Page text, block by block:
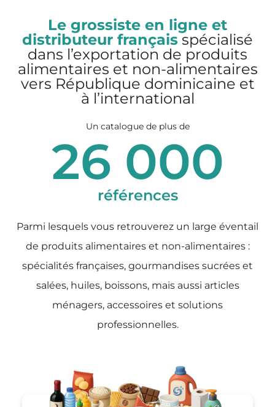
Le grossiste en ligne et
distributeur français spécialisé
dans l’exportation de produits
alimentaires et non-alimentaires
vers République dominicaine et
à l’international
Un catalogue de plus de
26 000
références
Parmi lesquels vous retrouverez un large éventail
de produits alimentaires et non-alimentaires :
spécialités françaises, gourmandises sucrées et
salées, huiles, boissons, mais aussi articles
ménagers, accessoires et solutions
professionnelles.